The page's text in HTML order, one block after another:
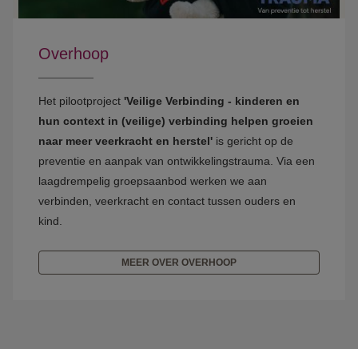
Overhoop
Het pilootproject 'Veilige Verbinding - kinderen en
hun context in (veilige) verbinding helpen groeien
naar meer veerkracht en herstel' is gericht op de
preventie en aanpak van ontwikkelingstrauma. Via een
laagdrempelig groepsaanbod werken we aan
verbinden, veerkracht en contact tussen ouders en
kind.
MEER OVER OVERHOOP